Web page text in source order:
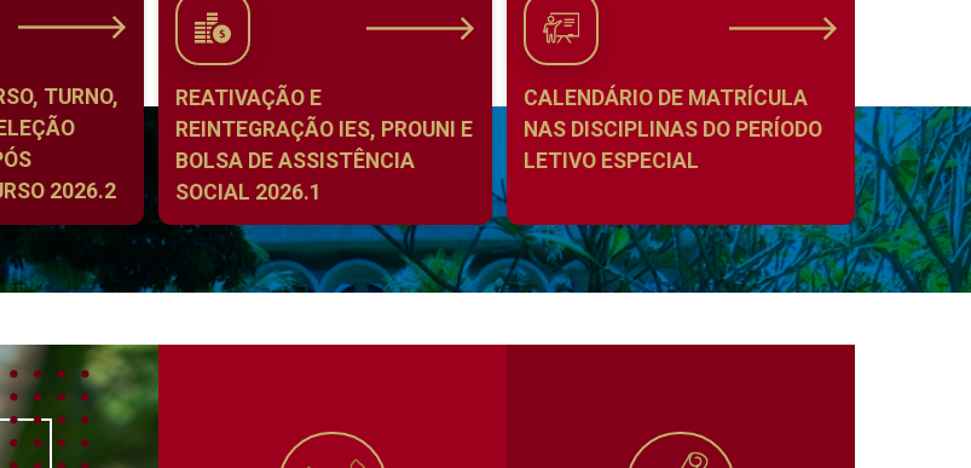
TURNO,
2026.2
REATIVAÇÃO E
REINTEGRAÇÃO IES, PROUNI E
BOLSA DE ASSISTÊNCIA
SOCIAL 2026.1
CALENDÁRIO DE MATRÍCULA
NAS DISCIPLINAS DO PERÍODO
LETIVO ESPECIAL